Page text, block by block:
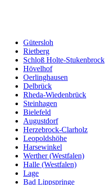
Gütersloh
Rietberg
Schloß Holte-Stukenbrock
Hövelhof
Oerlinghausen
Delbrück
Rheda-Wiedenbrück
Steinhagen
Bielefeld
Augustdorf
Herzebrock-Clarholz
Leopoldshöhe
Harsewinkel
Werther (Westfalen)
Halle (Westfalen)
Lage
Bad Lippspringe